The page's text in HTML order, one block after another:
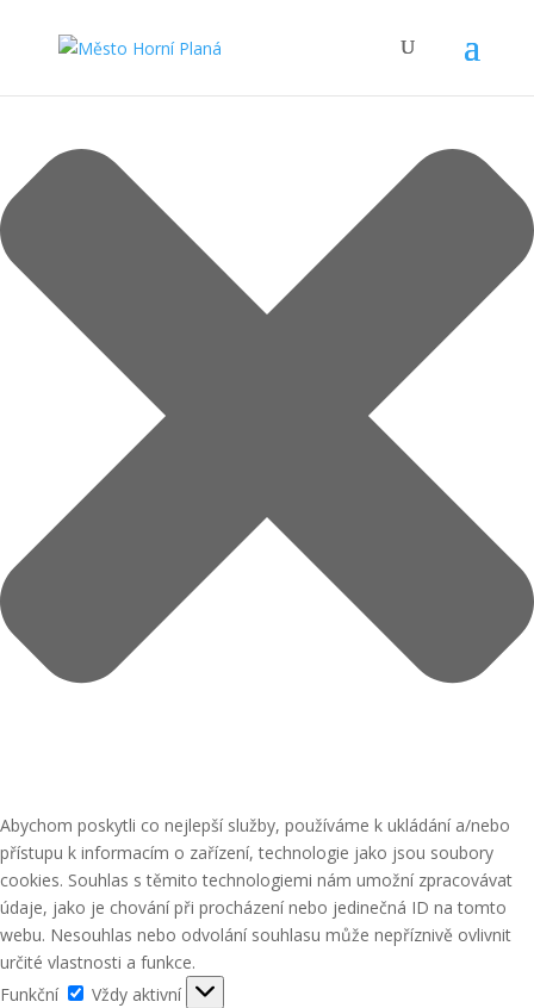
Abychom poskytli co nejlepší služby, používáme k ukládání a/nebo
přístupu k informacím o zařízení, technologie jako jsou soubory
cookies. Souhlas s těmito technologiemi nám umožní zpracovávat
údaje, jako je chování při procházení nebo jedinečná ID na tomto
webu. Nesouhlas nebo odvolání souhlasu může nepříznivě ovlivnit
určité vlastnosti a funkce.
Funkční
Funkční
Vždy aktivní